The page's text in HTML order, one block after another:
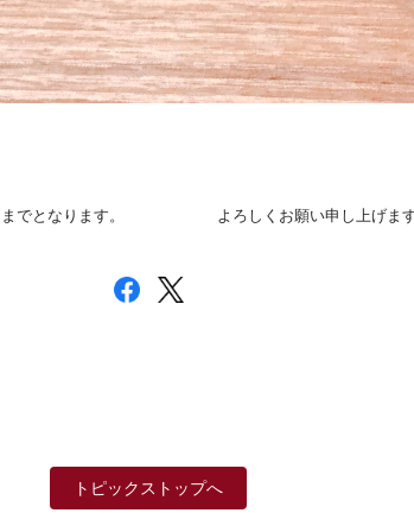
までとなります。 よろしくお願い申し上げま
トピックストップへ